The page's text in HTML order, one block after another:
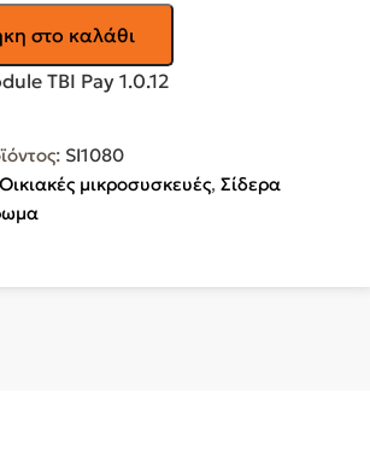
στο καλάθι
SI1080
Οικιακές μικροσυσκευές, Σίδερα